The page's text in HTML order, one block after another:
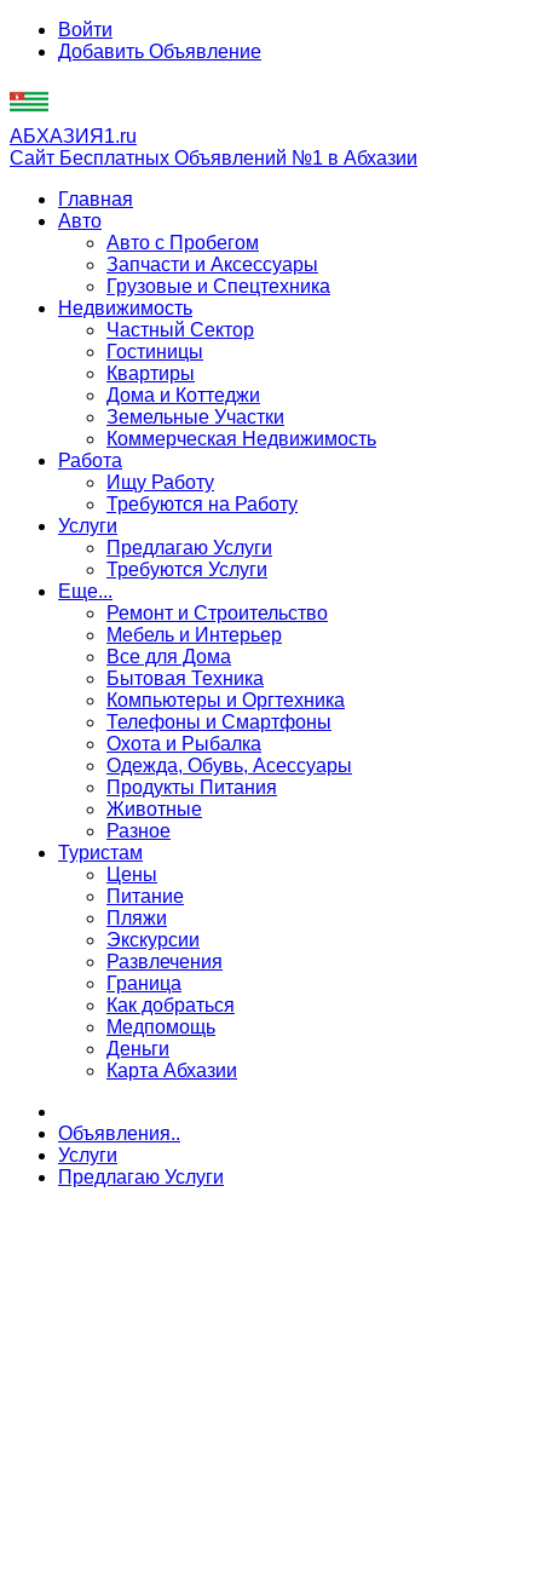
Войти
Добавить Объявление
АБХАЗИЯ1.ru
Сайт Бесплатных Объявлений №1 в Абхазии
Главная
Авто
Авто с Пробегом
Запчасти и Аксессуары
Грузовые и Спецтехника
Недвижимость
Частный Сектор
Гостиницы
Квартиры
Дома и Коттеджи
Земельные Участки
Коммерческая Недвижимость
Работа
Ищу Работу
Требуются на Работу
Услуги
Предлагаю Услуги
Требуются Услуги
Еще...
Ремонт и Строительство
Мебель и Интерьер
Все для Дома
Бытовая Техника
Компьютеры и Оргтехника
Телефоны и Смартфоны
Охота и Рыбалка
Одежда, Обувь, Асессуары
Продукты Питания
Животные
Разное
Туристам
Цены
Питание
Пляжи
Экскурсии
Развлечения
Граница
Как добраться
Медпомощь
Деньги
Карта Абхазии
Объявления..
Услуги
Предлагаю Услуги